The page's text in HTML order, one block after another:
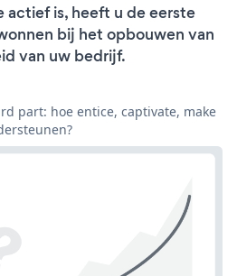
actief is, heeft u de eerste
bij het opbouwen van
van uw bedrijf.
part: hoe entice, captivate, make